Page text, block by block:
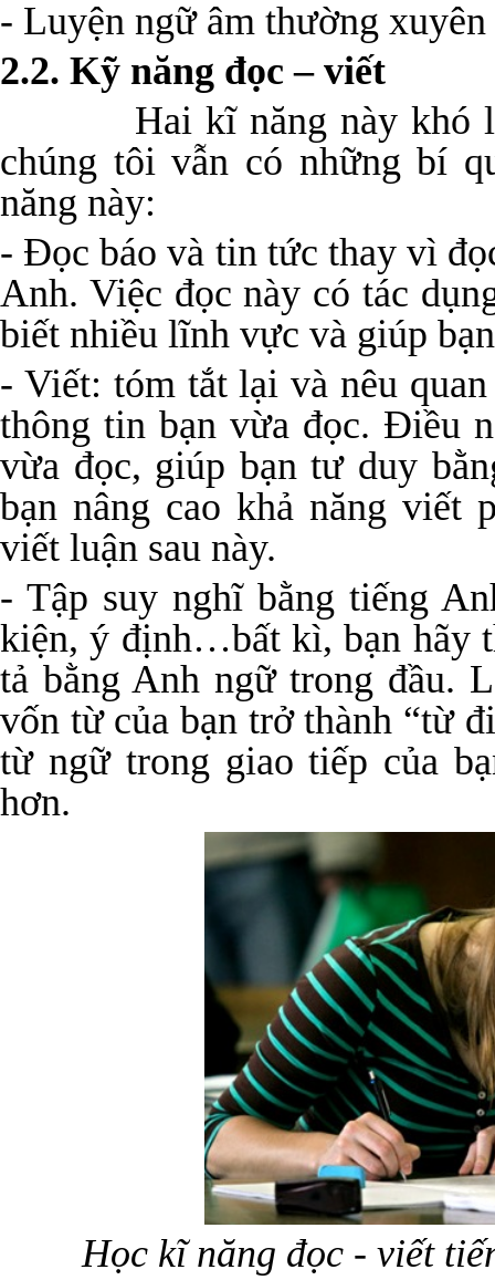
- Luyện ngữ âm thường xuyên
2.2. Kỹ năng đọc – viết
Hai kĩ năng này khó
chúng tôi vẫn có những bí
năng này:
- Đọc báo và tin tức thay vì
Anh. Việc đọc này có tác
biết nhiều lĩnh vực và giúp
- Viết: tóm tắt lại và nêu
thông tin bạn vừa đọc. Điều
vừa đọc, giúp bạn tư duy
bạn nâng cao khả năng viết
viết luận sau này.
- Tập suy nghĩ bằng tiếng
kiện, ý định…bất kì, bạn hãy
tả bằng Anh ngữ trong đầu.
vốn từ của bạn trở thành “từ
từ ngữ trong giao tiếp của
hơn.
Học kĩ năng đọc - viết